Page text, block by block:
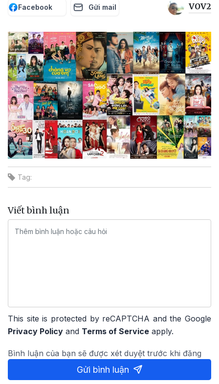
Facebook Gửi mail VOV2
Tag:
Viết bình luận
This site is protected by reCAPTCHA and the Google
Privacy Policy and Terms of Service apply.
Bình luận của bạn sẽ được xét duyệt trước khi đăng
Gửi bình luận